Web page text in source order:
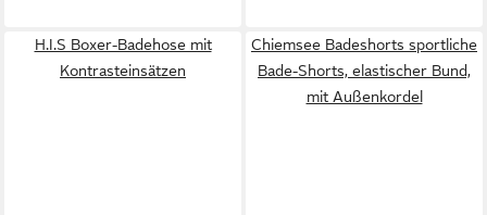
H.I.S Boxer-Badehose mit
Kontrasteinsätzen
Chiemsee Badeshorts sportliche
Bade-Shorts, elastischer Bund,
mit Außenkordel